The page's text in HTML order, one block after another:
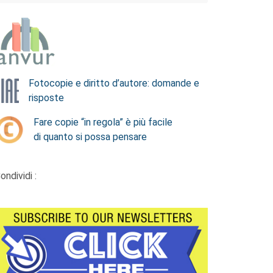
Fotocopie e diritto d’autore: domande e
risposte
Fare copie “in regola” è più facile
di quanto si possa pensare
: